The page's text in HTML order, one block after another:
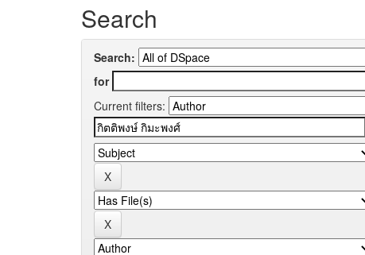
Search
Search:
for
Current filters: